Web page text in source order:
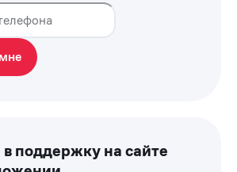
поддержку на сайте